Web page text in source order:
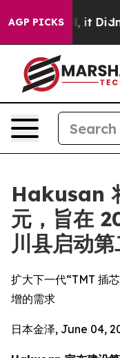
AGP PICKS
Well, it Didn’t As
Hakusan
元，旨在
川县启动
扩大下一代“TMT 插
增的需求
日本金泽, June 04,